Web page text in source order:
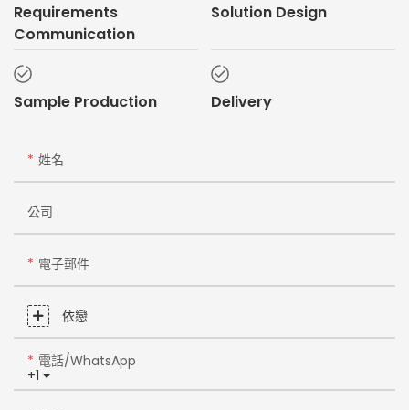
Requirements
Communication
Solution Design
Sample Production Delivery
姓名
公司
電子郵件
依戀
+1
電話/WhatsApp